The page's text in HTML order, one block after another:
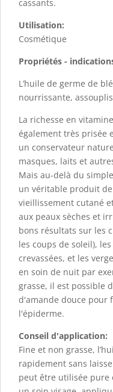
cassants.
Utilisation:
Cosmétique
Propriétés -
L’huile de germe de
nourrissante,
La richesse en
également très prisée
un conservateur
masques, laits et
Mais au-delà du
un véritable produit
vieillissement cutané
aux peaux sèches et
bons résultats sur les
les coups de soleil),
crevassées, et les
en soin de nuit par
grasse, il est possible
d'amande douce pour
l'épiderme.
Conseil d'application:
Fine et non grasse,
rapidement sans
peut être utilisée pure